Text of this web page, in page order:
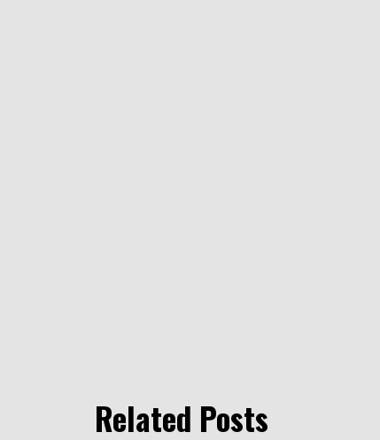
Related Posts